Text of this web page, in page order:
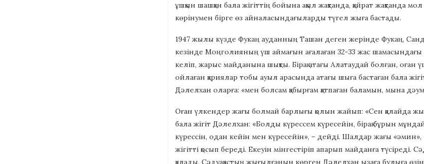
ұшқын шашқан бала жігіттің бойына ақыл жақтанда, қайрат
көрінумен бірге өз айналасындағыларды түгел жыға бастады.
1947 жылы күзде Фукаң ауданның Ташан деген жерінде Фукаң,
кезінде Моңголияның үш аймағын ағалаған 32-33 жас шамасындағы
келіп, жарыс майданына шықты. Бірақ атағы Алатаудай болған,
ойлаған қариялар тобы ауыл арасында атағы шыға бастаған бала
Дәлелхан оларға: «мен болсам қабырғам қатпаған баламын, мына
Оған үлкендер жағы болмай барлығы қолын жайып: «Сен қалайда
бала жігіт Дәлелхан: «Болды күрессем күресейін, бірақ бұрын
күрессін, одан кейін мен күресейін», – дейді. Шалдар жағы
жігітті қосып береді. Екеуін мінгестіріп апарып майданға
қалады, Сәдуақастың жығылғанын көрген Дәлелхан ызаға булыға